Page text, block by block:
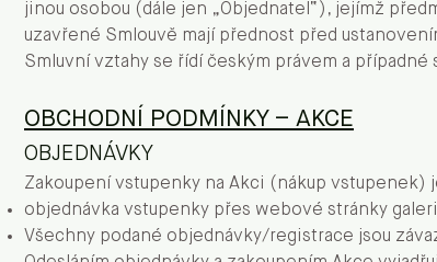
jinou osobou (dále jen „Objednatel“), jejímž
uzavřené Smlouvě mají přednost před
Smluvní vztahy se řídí českým právem a
OBCHODNÍ PODMÍNKY – AKCE
OBJEDNÁVKY
Zakoupení vstupenky na Akci (nákup
objednávka vstupenky přes webové stránky
Všechny podané objednávky/registrace jsou